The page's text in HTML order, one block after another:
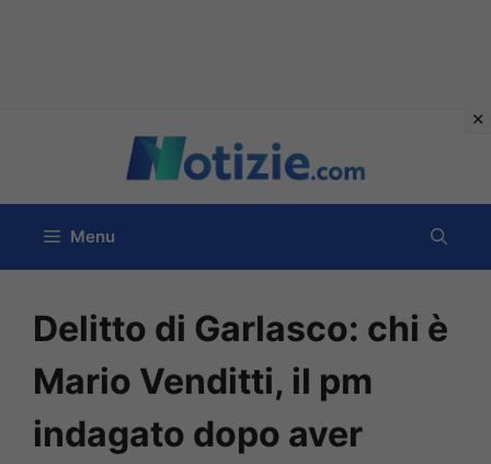
contenuto
Menu
Delitto di Garlasco: chi è
Mario Venditti, il pm
indagato dopo aver